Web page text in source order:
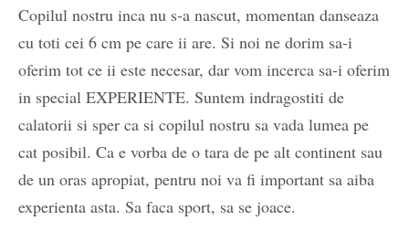
Copilul nostru inca nu s-a nascut, momentan danseaza
cu toti cei 6 cm pe care ii are. Si noi ne dorim sa-i
oferim tot ce ii este necesar, dar vom incerca sa-i oferim
in special EXPERIENTE. Suntem indragostiti de
calatorii si sper ca si copilul nostru sa vada lumea pe
cat posibil. Ca e vorba de o tara de pe alt continent sau
de un oras apropiat, pentru noi va fi important sa aiba
experienta asta. Sa faca sport, sa se joace.